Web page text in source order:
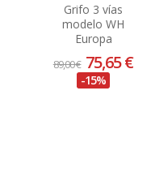
Grifo 3 vías
modelo WH
Europa
89,00 € 75,65 €
-15%